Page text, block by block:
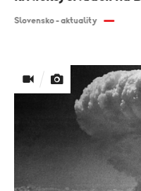
Slovensko - aktuality